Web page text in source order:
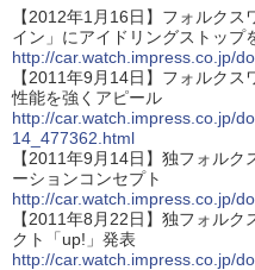
【2012年1月16日】フォルク
イン」にアイドリングストップ
http://car.watch.impress.co.jp/
【2011年9月14日】フォルク
性能を強くアピール
http://car.watch.impress.co.jp/
14_477362.html
【2011年9月14日】独フォル
ーションコンセプト
http://car.watch.impress.co.jp/
【2011年8月22日】独フォル
クト「up!」発表
http://car.watch.impress.co.jp/